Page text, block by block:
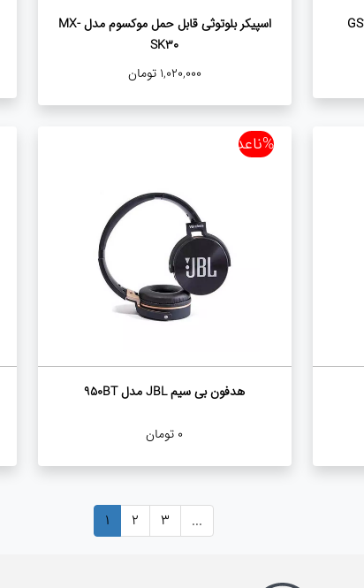
اسپیکر بلوتوثی قابل حمل موکسوم مدل MX-
SK30
1,020,000 تومان
%ناعدد
هدفون بی سیم JBL مدل 950BT
0 تومان
1 2 3 ...